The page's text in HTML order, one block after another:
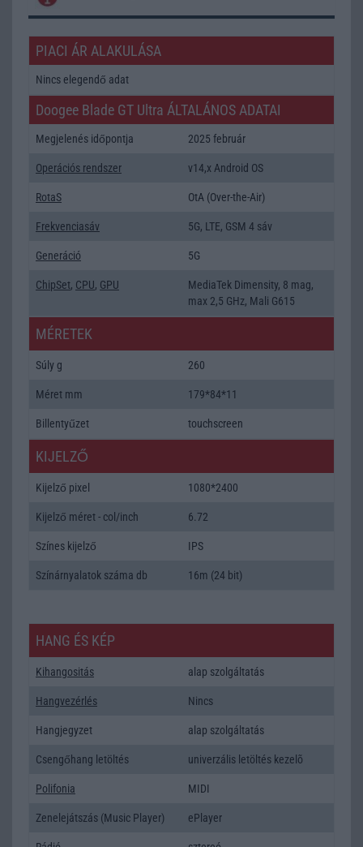
PIACI ÁR ALAKULÁSA
Nincs elegendő adat
Doogee Blade GT Ultra ÁLTALÁNOS ADATAI
Megjelenés időpontja 2025 február
Operációs rendszer v14,x Android OS
RotaS OtA (Over-the-Air)
Frekvenciasáv 5G, LTE, GSM 4 sáv
Generáció 5G
ChipSet, CPU, GPU
MediaTek Dimensity, 8 mag,
max 2,5 GHz, Mali G615
MÉRETEK
Súly g 260
Méret mm 179*84*11
Billentyűzet touchscreen
KIJELZŐ
Kijelző pixel 1080*2400
Kijelző méret - col/inch 6.72
Színes kijelző IPS
Színárnyalatok száma db 16m (24 bit)
HANG ÉS KÉP
Kihangositás alap szolgáltatás
Hangvezérlés Nincs
Hangjegyzet alap szolgáltatás
Csengőhang letöltés univerzális letöltés kezelõ
Polifonia MIDI
Zenelejátszás (Music Player) ePlayer